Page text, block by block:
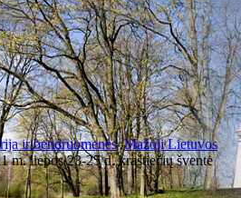
ir bendruomenės Mažoji Lietuvos
m. liepos 23-25 d. kraštiečių šventė